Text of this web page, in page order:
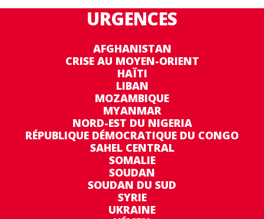
URGENCES
AFGHANISTAN
CRISE AU MOYEN-ORIENT
HAÏTI
LIBAN
MOZAMBIQUE
MYANMAR
NORD-EST DU NIGERIA
RÉPUBLIQUE DÉMOCRATIQUE DU CONGO
SAHEL CENTRAL
SOMALIE
SOUDAN
SOUDAN DU SUD
SYRIE
UKRAINE